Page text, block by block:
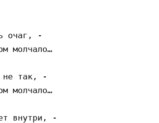
очаг, -
молчало…
не так, -
молчало…
внутри, -